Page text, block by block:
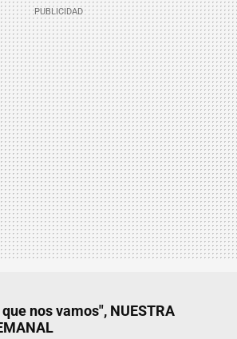
nos vamos", NUESTRA